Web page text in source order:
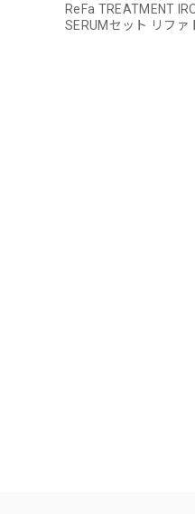
ReFa TREATMENT
SERUMセット リファ